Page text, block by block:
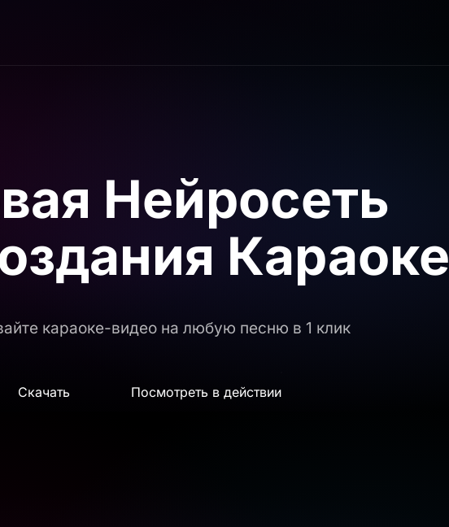
Нейросеть
Караоке
караоке-видео на любую песню в 1 клик
Скачать Посмотреть в действии